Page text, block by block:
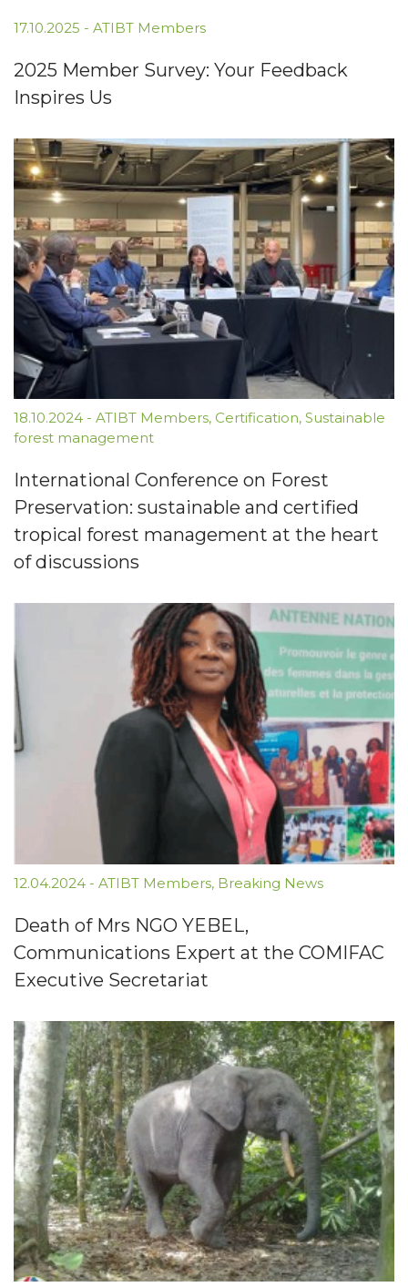
17.10.2025 - ATIBT Members
2025 Member Survey: Your Feedback
Inspires Us
18.10.2024 - ATIBT Members, Certification, Sustainable
forest management
International Conference on Forest
Preservation: sustainable and certified
tropical forest management at the heart
of discussions
12.04.2024 - ATIBT Members, Breaking News
Death of Mrs NGO YEBEL,
Communications Expert at the COMIFAC
Executive Secretariat